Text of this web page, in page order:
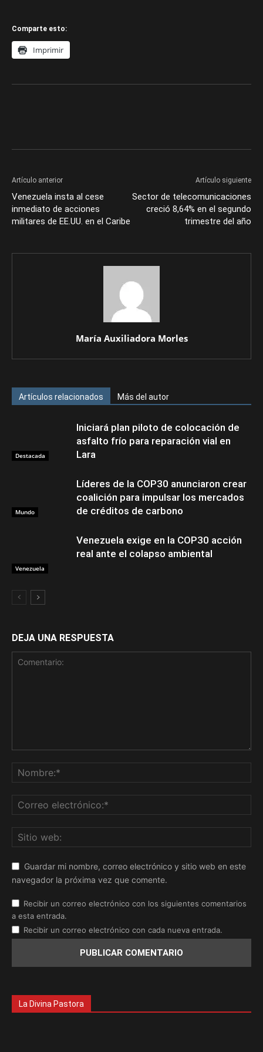
Comparte esto:
Imprimir
Artículo anterior
Venezuela insta al cese
inmediato de acciones
militares de EE.UU. en el Caribe
Artículo siguiente
Sector de telecomunicaciones
creció 8,64% en el segundo
trimestre del año
María Auxiliadora Morles
Artículos relacionados Más del autor
Destacada
Iniciará plan piloto de colocación de
asfalto frío para reparación vial en
Lara
Mundo
Líderes de la COP30 anunciaron crear
coalición para impulsar los mercados
de créditos de carbono
Venezuela
Venezuela exige en la COP30 acción
real ante el colapso ambiental
DEJA UNA RESPUESTA
Guardar mi nombre, correo electrónico y sitio web en este
navegador la próxima vez que comente.
Recibir un correo electrónico con los siguientes comentarios
a esta entrada.
Recibir un correo electrónico con cada nueva entrada.
La Divina Pastora